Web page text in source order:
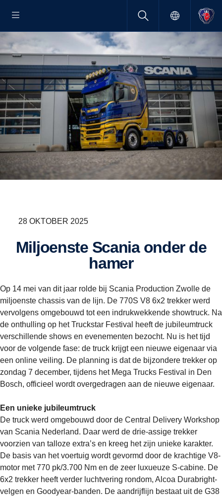
28 OKTOBER 2025
Miljoenste Scania onder de
hamer
Op 14 mei van dit jaar rolde bij Scania Production Zwolle de
miljoenste chassis van de lijn. De 770S V8 6x2 trekker werd
vervolgens omgebouwd tot een indrukwekkende showtruck. Na
de onthulling op het Truckstar Festival heeft de jubileumtruck
verschillende shows en evenementen bezocht. Nu is het tijd
voor de volgende fase: de truck krijgt een nieuwe eigenaar via
een online veiling. De planning is dat de bijzondere trekker op
zondag 7 december, tijdens het Mega Trucks Festival in Den
Bosch, officieel wordt overgedragen aan de nieuwe eigenaar.
Een unieke jubileumtruck
De truck werd omgebouwd door de Central Delivery Workshop
van Scania Nederland. Daar werd de drie-assige trekker
voorzien van talloze extra’s en kreeg het zijn unieke karakter.
De basis van het voertuig wordt gevormd door de krachtige V8-
motor met 770 pk/3.700 Nm en de zeer luxueuze S-cabine. De
6x2 trekker heeft verder luchtvering rondom, Alcoa Durabright-
velgen en Goodyear-banden. De aandrijflijn bestaat uit de G38